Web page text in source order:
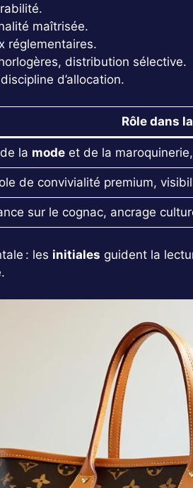
maîtrisée.
réglementaires.
distribution sélective.
d’allocation.
Rôle dans la
la modeet de la
de convivialité premium,
sur le cognac, ancrage
: les initiales guident la